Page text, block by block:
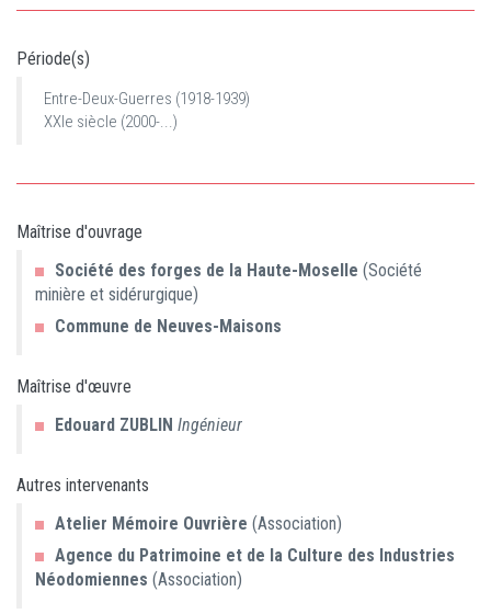
Période(s)
Entre-Deux-Guerres (1918-1939)
XXIe siècle (2000-...)
Maîtrise d'ouvrage
Société des forges de la Haute-Moselle (Société
minière et sidérurgique)
Commune de Neuves-Maisons
Maîtrise d'œuvre
Edouard ZUBLIN Ingénieur
Autres intervenants
Atelier Mémoire Ouvrière (Association)
Agence du Patrimoine et de la Culture des Industries
Néodomiennes (Association)